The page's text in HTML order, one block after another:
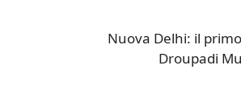
Nuova Delhi: il
Droupadi